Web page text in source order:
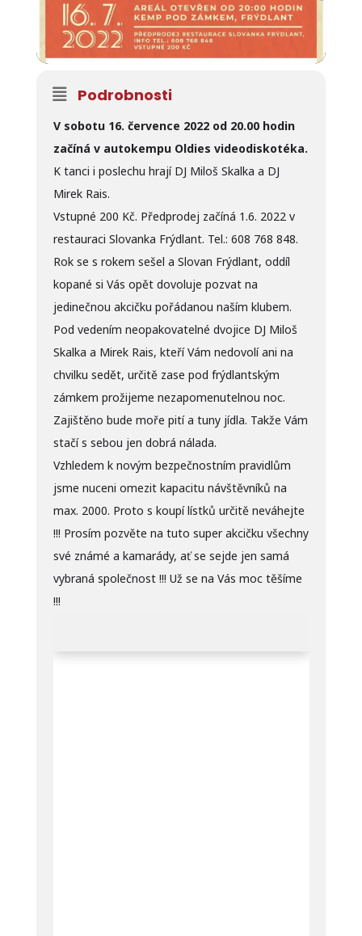
Podrobnosti
V sobotu 16. července 2022 od 20.00 hodin
začíná v autokempu Oldies videodiskotéka.
K tanci i poslechu hrají DJ Miloš Skalka a DJ
Mirek Rais.
Vstupné 200 Kč. Předprodej začíná 1.6. 2022 v
restauraci Slovanka Frýdlant. Tel.: 608 768 848.
Rok se s rokem sešel a Slovan Frýdlant, oddíl
kopané si Vás opět dovoluje pozvat na
jedinečnou akcičku pořádanou naším klubem.
Pod vedením neopakovatelné dvojice DJ Miloš
Skalka a Mirek Rais, kteří Vám nedovolí ani na
chvilku sedět, určitě zase pod frýdlantským
zámkem prožijeme nezapomenutelnou noc.
Zajištěno bude moře pití a tuny jídla. Takže Vám
stačí s sebou jen dobrá nálada.
Vzhledem k novým bezpečnostním pravidlům
jsme nuceni omezit kapacitu návštěvníků na
max. 2000. Proto s koupí lístků určitě neváhejte
!!! Prosím pozvěte na tuto super akcičku všechny
své známé a kamarády, ať se sejde jen samá
vybraná společnost !!! Už se na Vás moc těšíme
!!!